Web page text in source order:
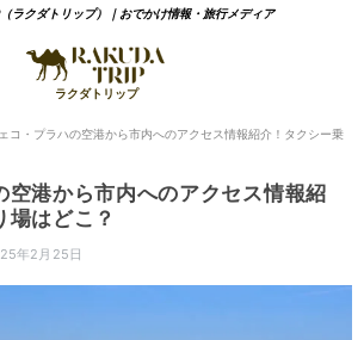
ラクダトリップ）｜おでかけ情報・旅行メディア
コ・プラハの空港から市内へのアクセス情報紹介！タクシー乗
空港から市内へのアクセス情報紹
場はどこ？
年2月25日